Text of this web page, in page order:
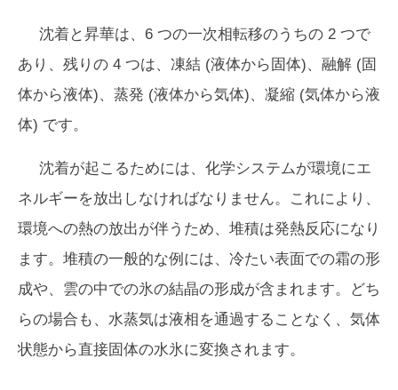
沈着と昇華は、6 つの一次相転移のうちの 2 つで
あり、残りの 4 つは、凍結 (液体から固体)、融解 (固
体から液体)、蒸発 (液体から気体)、凝縮 (気体から液
体) です。
沈着が起こるためには、化学システムが環境にエ
ネルギーを放出しなければなりません。これにより、
環境への熱の放出が伴うため、堆積は発熱反応になり
ます。堆積の一般的な例には、冷たい表面での霜の形
成や、雲の中での氷の結晶の形成が含まれます。どち
らの場合も、水蒸気は液相を通過することなく、気体
状態から直接固体の水氷に変換されます。